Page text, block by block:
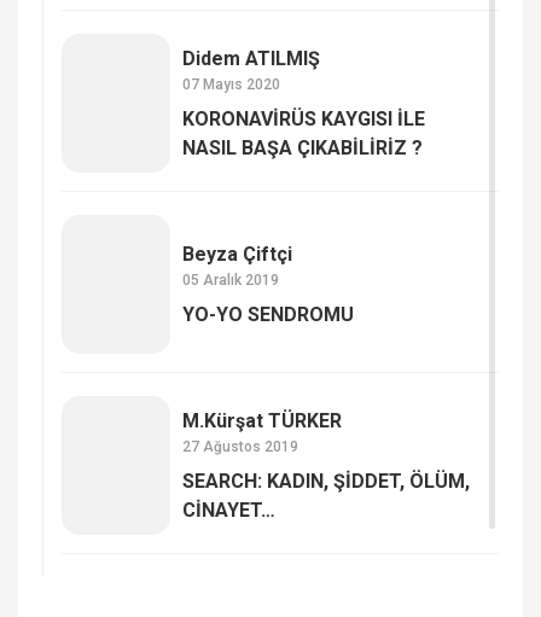
Didem ATILMIŞ
07 Mayıs 2020
KORONAVİRÜS KAYGISI İLE
NASIL BAŞA ÇIKABİLİRİZ ?
Beyza Çiftçi
05 Aralık 2019
YO-YO SENDROMU
M.Kürşat TÜRKER
27 Ağustos 2019
SEARCH: KADIN, ŞİDDET, ÖLÜM,
CİNAYET…